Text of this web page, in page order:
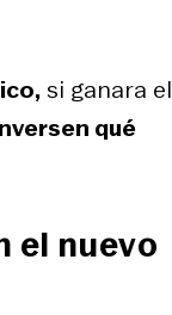
si ganara el
qué
el nuevo